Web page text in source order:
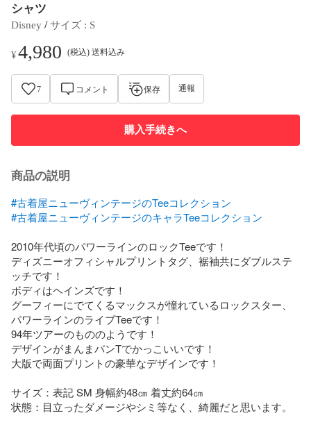
シャツ
Disney / サイズ : S
¥4,980 (税込) 送料込み
7 コメント 保存 通報
購入手続きへ
商品の説明
#古着屋ニューヴィンテージのTeeコレクション
#古着屋ニューヴィンテージのキャラTeeコレクション
2010年代頃のパワーラインのロックTeeです！
ディズニーオフィシャルプリントタグ、裾袖共にダブルステ
ッチです！
ボディはヘインズです！
グーフィーにでてくるマックスが憧れているロックスター、
パワーラインのライブTeeです！
94年ツアーのもののようです！
デザインがまんまバンTでかっこいいです！
大版で両面プリントの豪華なデザインです！
サイズ：表記 SM 身幅約48㎝ 着丈約64㎝
状態：目立ったダメージやシミ等なく、綺麗だと思います。